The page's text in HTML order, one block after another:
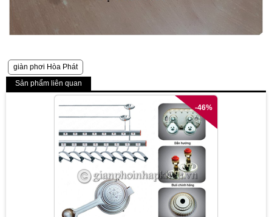
giàn phơi Hòa Phát
Sản phẩm liên quan
-46%